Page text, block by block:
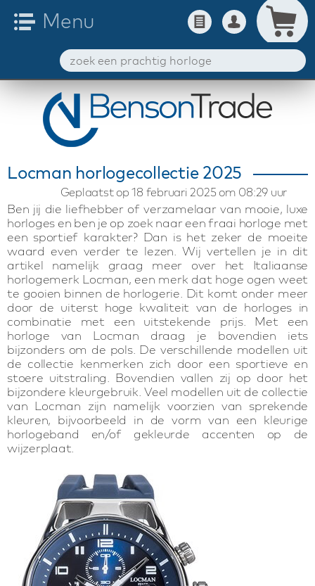
Locman horlogecollectie 2025
Geplaatst op 18 februari 2025 om 08:29 uur
Ben jij die liefhebber of verzamelaar van mooie, luxe
horloges en ben je op zoek naar een fraai horloge met
een sportief karakter? Dan is het zeker de moeite
waard even verder te lezen. Wij vertellen je in dit
artikel namelijk graag meer over het Italiaanse
horlogemerk Locman, een merk dat hoge ogen weet
te gooien binnen de horlogerie. Dit komt onder meer
door de uiterst hoge kwaliteit van de horloges in
combinatie met een uitstekende prijs. Met een
horloge van Locman draag je bovendien iets
bijzonders om de pols. De verschillende modellen uit
de collectie kenmerken zich door een sportieve en
stoere uitstraling. Bovendien vallen zij op door het
bijzondere kleurgebruik. Veel modellen uit de collectie
van Locman zijn namelijk voorzien van sprekende
kleuren, bijvoorbeeld in de vorm van een kleurige
horlogeband en/of gekleurde accenten op de
wijzerplaat.